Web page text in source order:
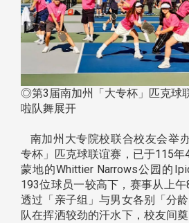
◎第3届南加州「大专杯」匹克球
啦队舞展开
南加州大专院校联合校友会举
专杯」匹克球联谊赛，已于115
蒙地的Whittier Narrows公园的
193位球员一较高下，赛事从上午
透过「亲子组」与男女各别「分
队在挥洒较劲的汗水下，校友间